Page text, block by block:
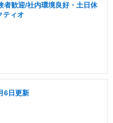
者歓迎/社内環境良好・土日休
ティオ
6日更新